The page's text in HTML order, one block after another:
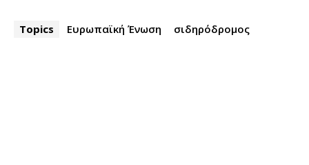
Topics Ευρωπαϊκή Ένωση σιδηρόδρομος